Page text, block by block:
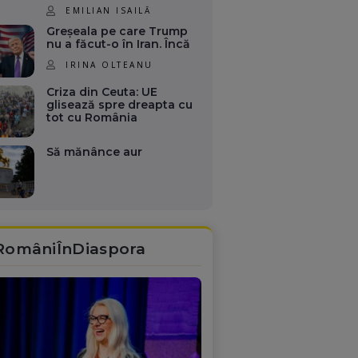
EMILIAN ISAILĂ
Greșeala pe care Trump
nu a făcut-o în Iran. Încă
IRINA OLTEANU
Criza din Ceuta: UE
glisează spre dreapta cu
tot cu România
Să mănânce aur